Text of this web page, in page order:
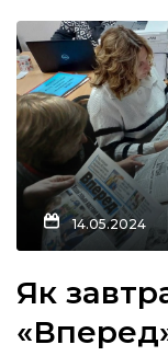
евакуації
новини
14.05.2024
Як